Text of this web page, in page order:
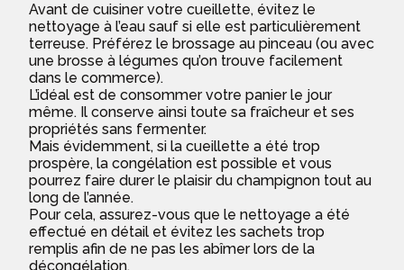
Avant de cuisiner votre cueillette, évitez le
nettoyage à l’eau sauf si elle est particulièrement
terreuse. Préférez le brossage au pinceau (ou avec
une brosse à légumes qu’on trouve facilement
dans le commerce).
L’idéal est de consommer votre panier le jour
même. Il conserve ainsi toute sa fraîcheur et ses
propriétés sans fermenter.
Mais évidemment, si la cueillette a été trop
prospère, la congélation est possible et vous
pourrez faire durer le plaisir du champignon tout au
long de l’année.
Pour cela, assurez-vous que le nettoyage a été
effectué en détail et évitez les sachets trop
remplis afin de ne pas les abîmer lors de la
décongélation.